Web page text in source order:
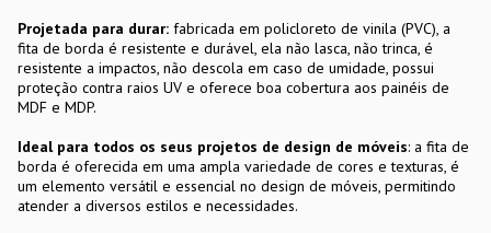
Projetada para durar: fabricada em policloreto de vinila (PVC), a
fita de borda é resistente e durável, ela não lasca, não trinca, é
resistente a impactos, não descola em caso de umidade, possui
proteção contra raios UV e oferece boa cobertura aos painéis de
MDF e MDP.
Ideal para todos os seus projetos de design de móveis: a fita de
borda é oferecida em uma ampla variedade de cores e texturas, é
um elemento versátil e essencial no design de móveis, permitindo
atender a diversos estilos e necessidades.